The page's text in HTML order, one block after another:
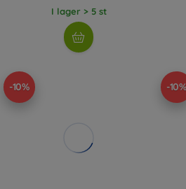
I lager > 5 st
-10% -10%